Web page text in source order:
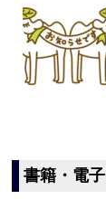
書籍・電